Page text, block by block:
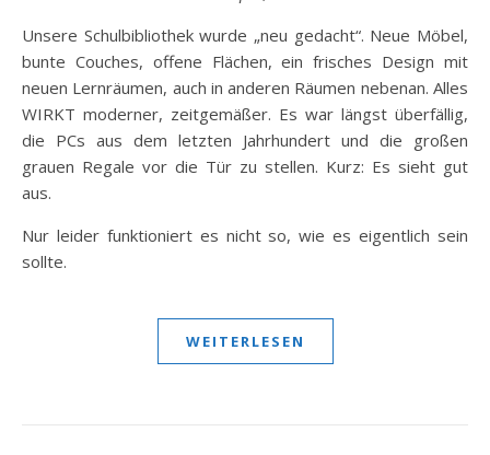
Unsere Schulbibliothek wurde „neu gedacht“. Neue Möbel,
bunte Couches, offene Flächen, ein frisches Design mit
neuen Lernräumen, auch in anderen Räumen nebenan. Alles
WIRKT moderner, zeitgemäßer. Es war längst überfällig,
die PCs aus dem letzten Jahrhundert und die großen
grauen Regale vor die Tür zu stellen. Kurz: Es sieht gut
aus.
Nur leider funktioniert es nicht so, wie es eigentlich sein
sollte.
WEITERLESEN